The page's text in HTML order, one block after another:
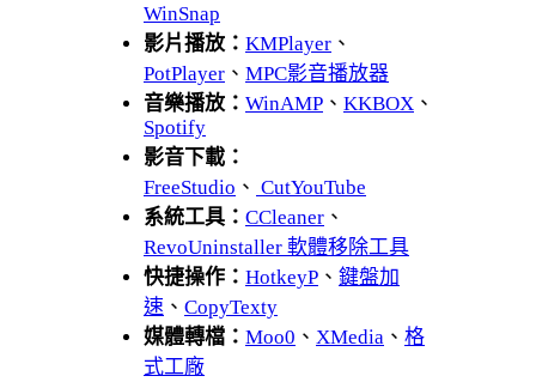
WinSnap
影片播放： KMPlayer 、
PotPlayer 、 MPC影音播放器
音樂播放： WinAMP 、 KKBOX 、
Spotify
影音下載：
FreeStudio 、 CutYouTube
系統工具： CCleaner 、
RevoUninstaller 軟體移除工具
快捷操作： HotkeyP 、 鍵盤加
速 、 CopyTexty
媒體轉檔： Moo0 、 XMedia 、 格
式工廠